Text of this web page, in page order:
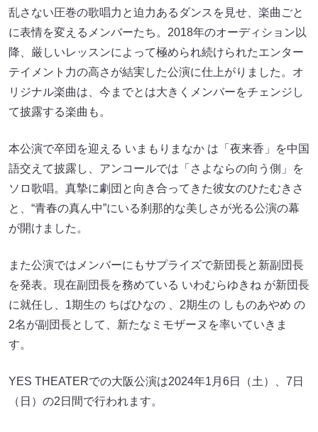
乱さない圧巻の歌唱力と迫力あるダンスを見せ、楽曲ごと
に表情を変えるメンバーたち。2018年のオーディション以
降、厳しいレッスンによって極められ続けられたエンター
テイメント力の高さが結実した公演に仕上がりました。オ
リジナル楽曲は、今までとは大きくメンバーをチェンジし
て披露する楽曲も。
本公演で卒団を迎える いまもりまなか は「夜来香」を中国
語交えて披露し、アンコールでは「さよならの向う側」を
ソロ歌唱。真摯に劇団と向き合ってきた彼女のひたむきさ
と、“青春の真ん中”にいる刹那的な美しさが光る公演の幕
が開けました。
また公演ではメンバーにもサプライズで新団長と新副団長
を発表。現在副団長を務めている いわむらゆきね が新団長
に就任し、1期生の ちばひなの 、2期生の しものあやめ の
2名が副団長として、新たなミモザーヌを率いていきま
す。
YES THEATERでの大阪公演は2024年1月6日（土）、7日
（日）の2日間で行われます。